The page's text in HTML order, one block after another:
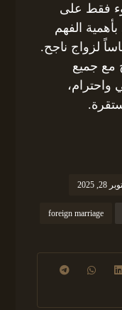
فقط على
الفهم
لزواج ناجح.
مع جميع
واحترام،
28, 2025
foreign marriage